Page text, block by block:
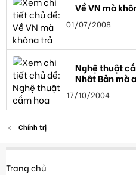
Về VN mà
01/07/2008
Nghệ thuật
Nhật Bản mà
17/10/2004
Chính trị
Trang chủ